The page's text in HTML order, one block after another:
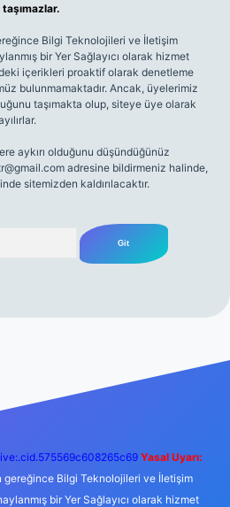
Bilgi Teknolojileri ve İletişim
bir Yer Sağlayıcı olarak hizmet
içerikleri proaktif olarak denetleme
bulunmamaktadır. Ancak, üyelerimiz
taşımakta olup, siteye üye olarak
aykırı olduğunu düşündüğünüz
adresine bildirmeniz halinde,
sitemizden kaldırılacaktır.
Yasal Uyarı:
gereğince Bilgi Teknolojileri ve İletişim
bir Yer Sağlayıcı olarak hizmet